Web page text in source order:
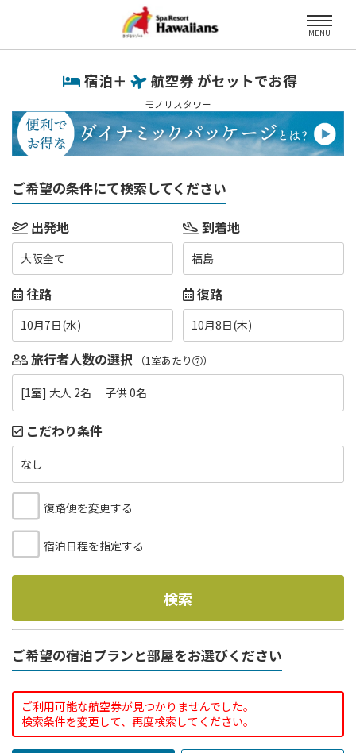
MENU
宿泊＋ 航空券 がセットでお得
モノリスタワー
ご希望の条件にて検索してください
出発地
大阪全て
到着地
福島
往路
10月7日(水)
復路
10月8日(木)
旅行者人数の選択 （1室あたり ）
[1室] 大人 2名 子供 0名
こだわり条件
なし
復路便を変更する
宿泊日程を指定する
検索
ご希望の宿泊プランと部屋をお選びください
ご利用可能な航空券が見つかりませんでした。
検索条件を変更して、再度検索してください。